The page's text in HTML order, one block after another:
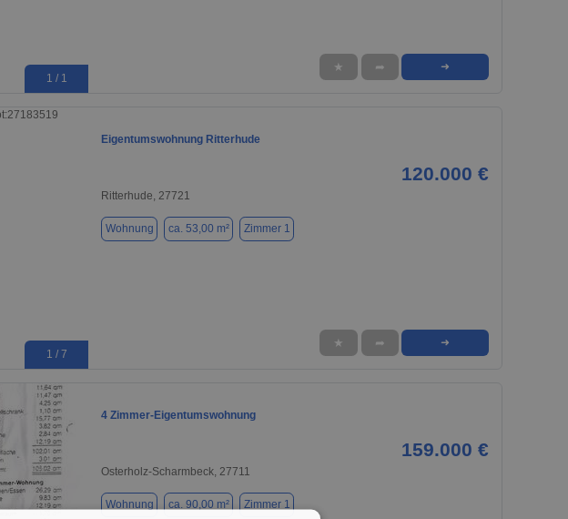
1 / 1
★ ➦ ➜
1 / 7
Eigentumswohnung Ritterhude
120.000 €
Ritterhude, 27721
Wohnung ca. 53,00 m² Zimmer 1
★ ➦ ➜
4 Zimmer-Eigentumswohnung
159.000 €
Osterholz-Scharmbeck, 27711
Wohnung ca. 90,00 m² Zimmer 1